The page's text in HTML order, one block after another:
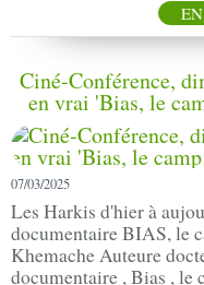
Ciné-Conférence,
en vrai 'Bias, le
07/03/2025
Les Harkis d'hier à
documentaire BIAS, le
Khemache Auteure
documentaire , Bias , le